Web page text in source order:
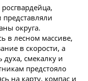
округа.
в лесном массиве,
в скорости, а
духа, смекалку и
предстояло
на карту, компас и